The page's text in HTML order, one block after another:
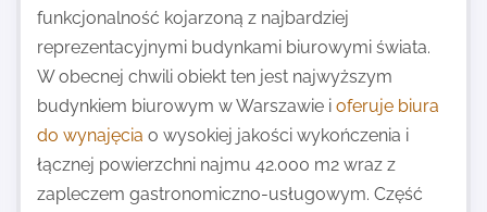
funkcjonalność kojarzoną z najbardziej
reprezentacyjnymi budynkami biurowymi świata.
W obecnej chwili obiekt ten jest najwyższym
budynkiem biurowym w Warszawie i oferuje biura
do wynajęcia o wysokiej jakości wykończenia i
łącznej powierzchni najmu 42.000 m2 wraz z
zapleczem gastronomiczno-usługowym. Część